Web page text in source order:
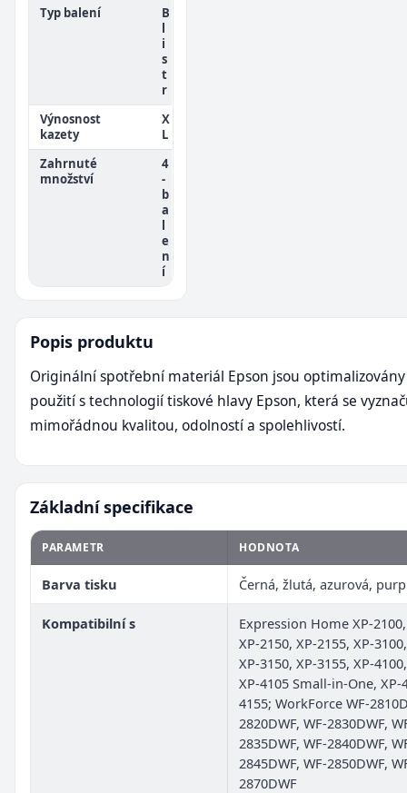
Typ balení
B
l
i
s
t
r
Výnosnost
kazety
X
L
Zahrnuté
množství
4
-
b
a
l
e
n
í
Popis produktu
Originální spotřební materiál Epson jsou
použití s technologií tiskové hlavy Epson, která se
mimořádnou kvalitou, odolností a spolehlivostí.
Základní specifikace
PARAMETR HODNOTA
Barva tisku Černá, žlutá, azurová,
Kompatibilní s
Expression Home XP-
XP-2150, XP-2155, XP-
XP-3150, XP-3155, XP-
XP-4105 Small-in-One, XP-
4155; WorkForce WF-
2820DWF, WF-2830DWF,
2835DWF, WF-2840DWF,
2845DWF, WF-2850DWF,
2870DWF